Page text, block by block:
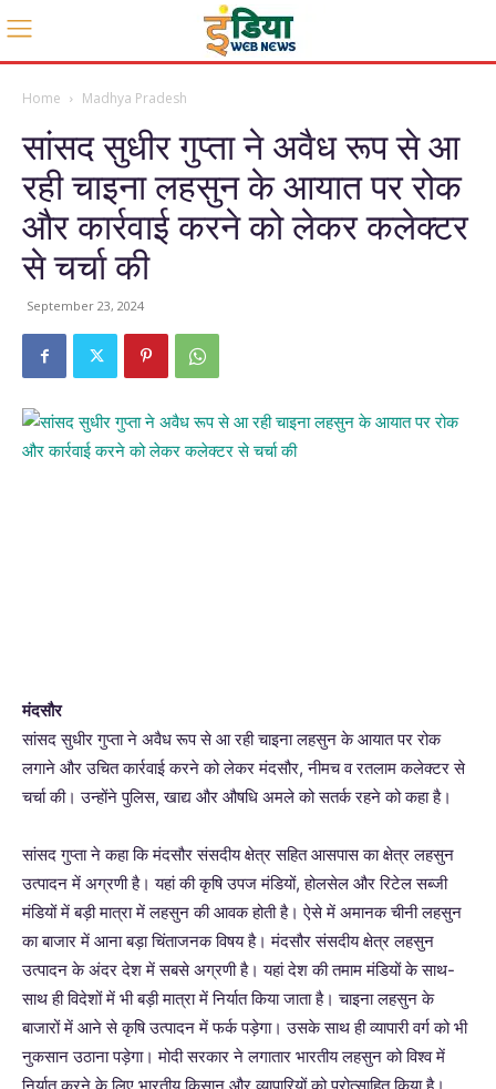
Home Madhya Pradesh
सांसद सुधीर गुप्ता ने अवैध रूप से आ
रही चाइना लहसुन के आयात पर रोक
और कार्रवाई करने को लेकर कलेक्टर
से चर्चा की
September 23, 2024
मंदसौर
सांसद सुधीर गुप्ता ने अवैध रूप से आ रही चाइना लहसुन के आयात पर रोक
लगाने और उचित कार्रवाई करने को लेकर मंदसौर, नीमच व रतलाम कलेक्टर से
चर्चा की। उन्होंने पुलिस, खाद्य और औषधि अमले को सतर्क रहने को कहा है।
सांसद गुप्ता ने कहा कि मंदसौर संसदीय क्षेत्र सहित आसपास का क्षेत्र लहसुन
उत्पादन में अग्रणी है। यहां की कृषि उपज मंडियों, होलसेल और रिटेल सब्जी
मंडियों में बड़ी मात्रा में लहसुन की आवक होती है। ऐसे में अमानक चीनी लहसुन
का बाजार में आना बड़ा चिंताजनक विषय है। मंदसौर संसदीय क्षेत्र लहसुन
उत्पादन के अंदर देश में सबसे अग्रणी है। यहां देश की तमाम मंडियों के साथ-
साथ ही विदेशों में भी बड़ी मात्रा में निर्यात किया जाता है। चाइना लहसुन के
बाजारों में आने से कृषि उत्पादन में फर्क पड़ेगा। उसके साथ ही व्यापारी वर्ग को भी
नुकसान उठाना पड़ेगा। मोदी सरकार ने लगातार भारतीय लहसुन को विश्व में